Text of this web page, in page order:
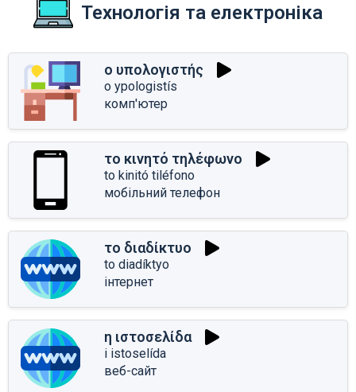
Технологія та електроніка
ο υπολογιστής
o ypologistís
комп'ютер
το κινητό τηλέφωνο
to kinitó tiléfono
мобільний телефон
το διαδίκτυο
to diadíktyo
інтернет
η ιστοσελίδα
i istoselída
веб-сайт